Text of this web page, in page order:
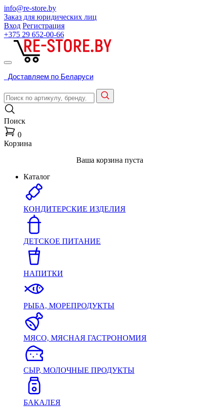
info@re-store.by
Заказ для юридических лиц
Вход Регистрация
+375 29 652-00-66
Доставляем по Беларуси
Поиск
0
Корзина
Ваша корзина пуста
Каталог
КОНДИТЕРСКИЕ ИЗДЕЛИЯ
ДЕТСКОЕ ПИТАНИЕ
НАПИТКИ
РЫБА, МОРЕПРОДУКТЫ
МЯСО, МЯСНАЯ ГАСТРОНОМИЯ
СЫР, МОЛОЧНЫЕ ПРОДУКТЫ
БАКАЛЕЯ